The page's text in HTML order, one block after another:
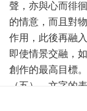
聲，亦與心而徘
的情意，而且對
作用，此後再融
即使情景交融，
創作的最高目標。
（五）、文字的
意象形成之後如